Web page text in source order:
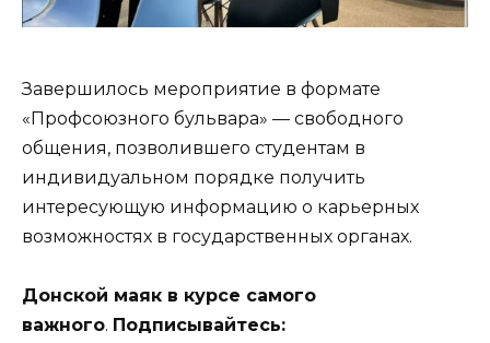
Завершилось мероприятие в формате
«Профсоюзного бульвара» — свободного
общения, позволившего студентам в
индивидуальном порядке получить
интересующую информацию о карьерных
возможностях в государственных органах.
Донской маяк в курсе самого
важного. Подписывайтесь: